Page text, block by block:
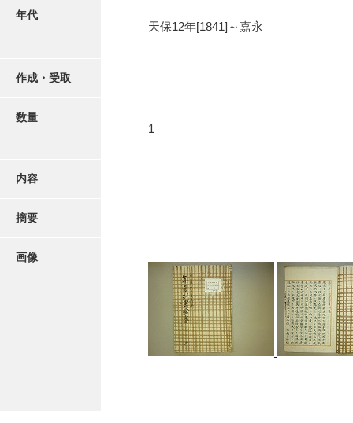
年代
天保12年[1841]～嘉永
作成・受取
数量
1
内容
摘要
画像